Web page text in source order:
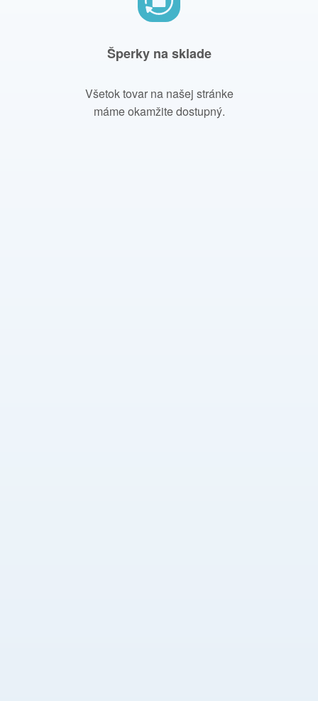
Šperky na sklade
Všetok tovar na našej stránke
máme okamžite dostupný.